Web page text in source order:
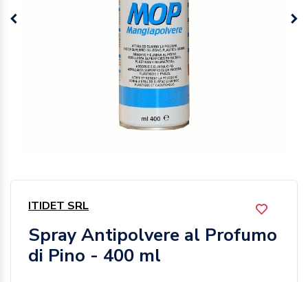
ITIDET SRL
Spray Antipolvere al Profumo
di Pino - 400 ml